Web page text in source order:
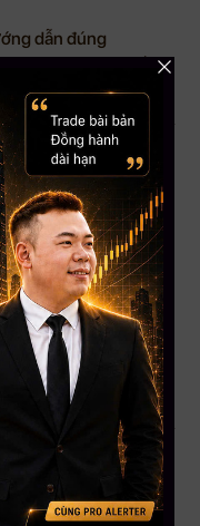
dẫn đúng
đi cùng, chỉ ra sai lầm,
cho bạn!
lược đã được
hỗ trợ ra quyết định
27/11– nhanh tay
tư vấn lộ trình phù
một mình!
cùng bạn tới đích .
gia, và cả chiến